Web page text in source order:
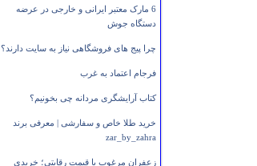
6 مارک معتبر ایرانی و خارجی در عرضه
دستگاه جوش
چرا پیج های فروشگاهی نیاز به سایت دارند؟
فرجام اعتماد به غرب
کتاب آرایشگری مردانه چی بخونیم؟
خرید طلا خاص و سفارشی | معرفی برند
zar_by_zahra
زعفران مرغوب با قیمت رقابتی؛ خریدی